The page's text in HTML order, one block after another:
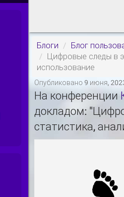
Блоги
Блог
Цифровые следы в
использование
Опубликовано 9 июня,
На конференции
докладом:
статистика,